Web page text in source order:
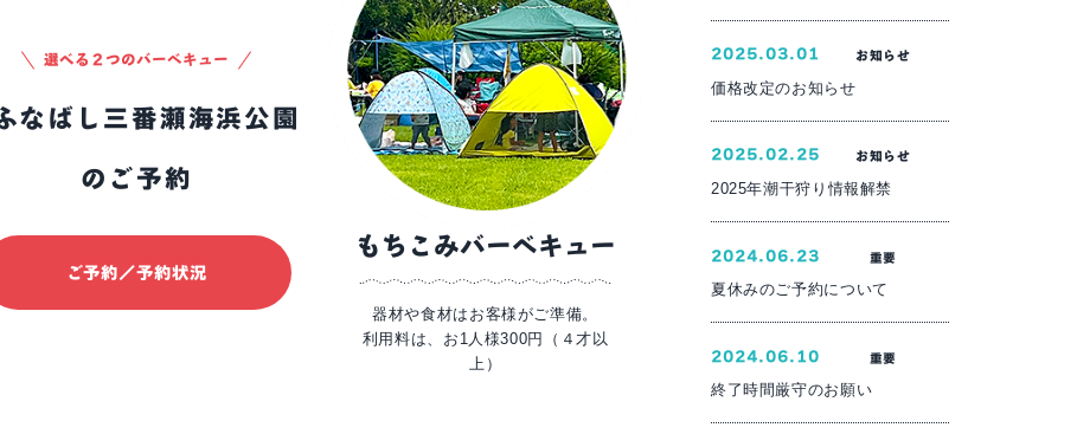
選べる２つのバーベキュー
のご予約
ご予約／予約状況
もちこみバーベキュー
器材や食材はお客様がご準備。
利用料は、お1人様300円（４才以
上）
2025.03.01 お知らせ
価格改定のお知らせ
2025.02.25 お知らせ
2025年潮干狩り情報解禁
2024.06.23 重要
夏休みのご予約について
2024.06.10 重要
終了時間厳守のお願い